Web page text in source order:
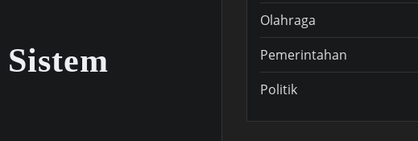
Olahraga
Pemerintahan
Politik